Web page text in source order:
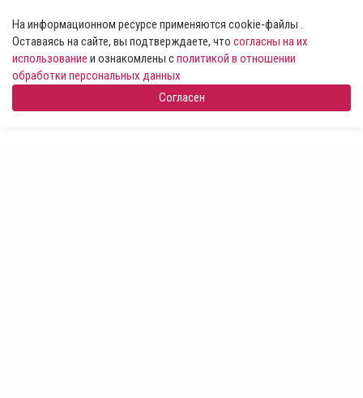
На информационном ресурсе применяются cookie-файлы .
Оставаясь на сайте, вы подтверждаете, что согласны на их
использование и ознакомлены сполитикой в отношении
обработки персональных данных
Согласен